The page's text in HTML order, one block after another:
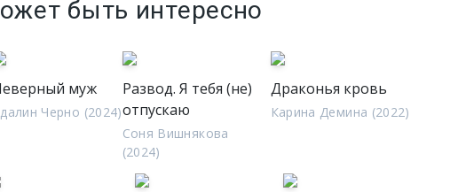
быть интересно
муж
Черно (2024)
Развод. Я тебя (не)
отпускаю
Соня Вишнякова
(2024)
Драконья кровь
Карина Демина (2022)